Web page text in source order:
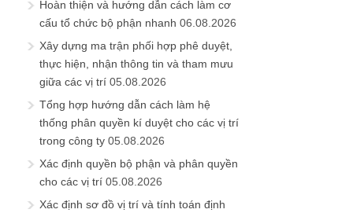
Hoàn thiện và hướng dẫn cách làm cơ
cấu tổ chức bộ phận nhanh 06.08.2026
Xây dựng ma trận phối hợp phê duyệt,
thực hiện, nhận thông tin và tham mưu
giữa các vị trí 05.08.2026
Tổng hợp hướng dẫn cách làm hệ
thống phân quyền kí duyệt cho các vị trí
trong công ty 05.08.2026
Xác định quyền bộ phận và phân quyền
cho các vị trí 05.08.2026
Xác định sơ đồ vị trí và tính toán định